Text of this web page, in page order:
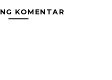
KOMENTAR